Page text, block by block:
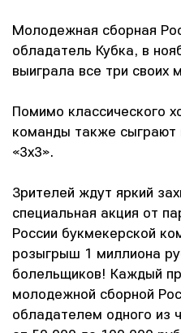
Молодежная сборная
обладатель Кубка, в
выиграла все три своих
Помимо классического
команды также
«3х3».
Зрителей ждут яркий
специальная акция от
России букмекерской
розыгрыш 1 миллиона
болельщиков! Каждый
молодежной сборной
обладателем одного из